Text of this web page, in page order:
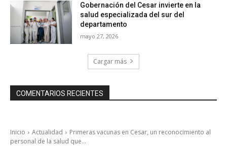
Gobernación del Cesar invierte en la
salud especializada del sur del
departamento
mayo 27, 2026
Cargar más
COMENTARIOS RECIENTES